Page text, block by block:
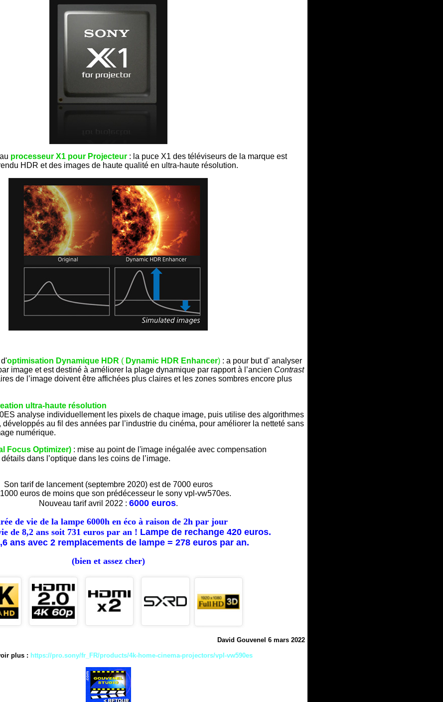
processeur X1 pour Projecteur : la puce X1 des téléviseurs de la marque est
HDR et des images de haute qualité en ultra-haute résolution.
optimisation Dynamique HDR ( Dynamic HDR Enhancer) : a pour but d' analyser
image et est destiné à améliorer la plage dynamique par rapport à l’ancien Contrast
de l’image doivent être affichées plus claires et les zones sombres encore plus
ultra-haute résolution
analyse individuellement les pixels de chaque image, puis utilise des algorithmes
développés au fil des années par l’industrie du cinéma, pour améliorer la netteté sans
numérique.
Focus Optimizer) : mise au point de l'image inégalée avec compensation
dans l’optique dans les coins de l’image.
Son tarif de lancement (septembre 2020) est de 7000 euros
euros de moins que son prédécesseur le sony vpl-vw570es.
Nouveau tarif avril 2022 : 6000 euros.
de vie de la lampe 6000h en éco à raison de 2h par jour
de 8,2 ans soit 731 euros par an ! Lampe de rechange 420 euros.
ans avec 2 remplacements de lampe = 278 euros par an.
(bien et assez cher)
David Gouvenel 6 mars 2022
plus : https://pro.sony/fr_FR/products/4k-home-cinema-projectors/vpl-vw590es